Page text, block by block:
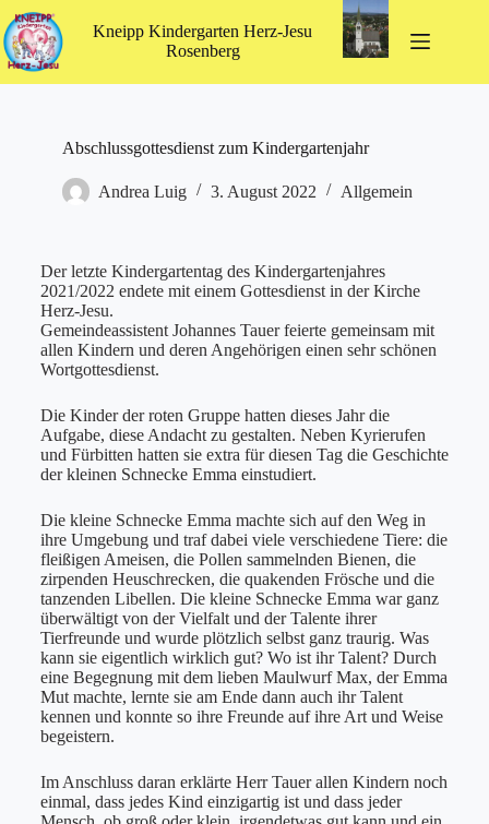
Kneipp Kindergarten Herz-Jesu
Rosenberg
Abschlussgottesdienst zum Kindergartenjahr
Andrea Luig 3. August 2022 Allgemein
Der letzte Kindergartentag des Kindergartenjahres
2021/2022 endete mit einem Gottesdienst in der Kirche
Herz-Jesu.
Gemeindeassistent Johannes Tauer feierte gemeinsam mit
allen Kindern und deren Angehörigen einen sehr schönen
Wortgottesdienst.
Die Kinder der roten Gruppe hatten dieses Jahr die
Aufgabe, diese Andacht zu gestalten. Neben Kyrierufen
und Fürbitten hatten sie extra für diesen Tag die Geschichte
der kleinen Schnecke Emma einstudiert.
Die kleine Schnecke Emma machte sich auf den Weg in
ihre Umgebung und traf dabei viele verschiedene Tiere: die
fleißigen Ameisen, die Pollen sammelnden Bienen, die
zirpenden Heuschrecken, die quakenden Frösche und die
tanzenden Libellen. Die kleine Schnecke Emma war ganz
überwältigt von der Vielfalt und der Talente ihrer
Tierfreunde und wurde plötzlich selbst ganz traurig. Was
kann sie eigentlich wirklich gut? Wo ist ihr Talent? Durch
eine Begegnung mit dem lieben Maulwurf Max, der Emma
Mut machte, lernte sie am Ende dann auch ihr Talent
kennen und konnte so ihre Freunde auf ihre Art und Weise
begeistern.
Im Anschluss daran erklärte Herr Tauer allen Kindern noch
einmal, dass jedes Kind einzigartig ist und dass jeder